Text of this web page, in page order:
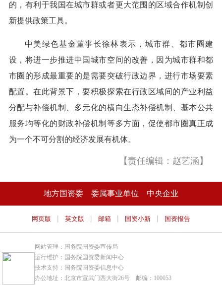
的，有利于我国在城市群或者更大范围的区域合作机制创
新提供政策工具。
中美绿色基金董事长徐林表示，城市群、都市圈建
设，将进一步推进中国城市空间的改善，因为城市群和都
市圈的形成最重要的是需要突破行政边界，进行市场要素
配置。在此背景下，要积极探索在行政区域间的产业利益
分配与补偿机制、多元化的横向生态补偿机制、基本公共
服务均等化的财政补偿机制等多方面，促使都市圈真正成
为一个不可分割的经济发展有机体。
【责任编辑：赵艺涵】
地方国资委 委属事业单位 中央企业
网页版 | 英文版 | 邮箱 | 国资小新 | 国资报告
网站管理：国务院国资委宣传局
运行维护：国务院国资委新闻中心
技术支持：国务院国资委信息中心
办公地址：北京市宣武门西大街26号 邮编：100053